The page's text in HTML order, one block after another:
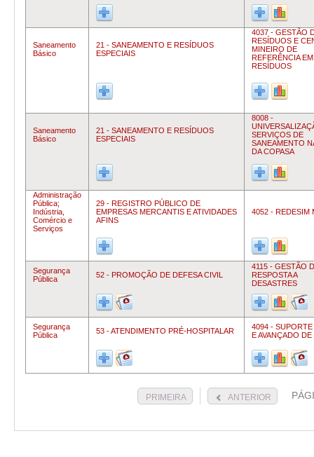
Saneamento
Básico
21 - SANEAMENTO E RESÍDUOS
ESPECIAIS
4037 - GESTÃO
RESÍDUOS E
MINEIRO DE
REFERÊNCIA EM
RESÍDUOS
Saneamento
Básico
21 - SANEAMENTO E RESÍDUOS
ESPECIAIS
8008 -
SERVIÇOS DE
SANEAMENTO
DA COPASA
Administração
Pública;
Indústria,
Comércio e
Serviços
29 - REGISTRO PÚBLICO DE
EMPRESAS MERCANTIS E ATIVIDADES
AFINS
4052 - REDESIM
Segurança
Pública
52 - PROMOÇÃO DE DEFESA CIVIL
4115 - GESTÃO
RESPOSTA A
DESASTRES
Segurança
Pública
53 - ATENDIMENTO PRÉ-HOSPITALAR
4094 -
E AVANÇADO DE
PRIMEIRA ANTERIOR